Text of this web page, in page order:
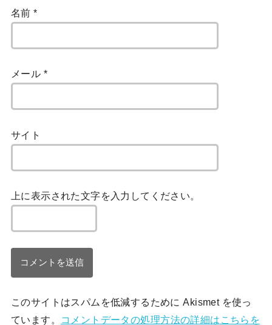
名前*
メール *
サイト
上に表示された文字を入力してください。
このサイトはスパムを低減するために Akismet を使っ
ています。
コメントデータの処理方法の詳細はこちらを